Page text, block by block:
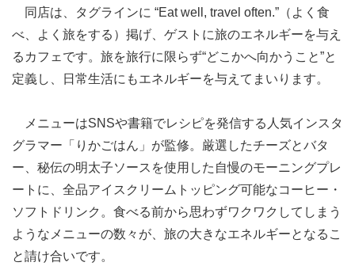
同店は、タグラインに “Eat well, travel often.”（よく食
べ、よく旅をする）掲げ、ゲストに旅のエネルギーを与え
るカフェです。旅を旅行に限らず“どこかへ向かうこと”と
定義し、日常生活にもエネルギーを与えてまいります。
メニューはSNSや書籍でレシピを発信する人気インスタ
グラマー「りかごはん」が監修。厳選したチーズとバタ
ー、秘伝の明太子ソースを使用した自慢のモーニングプレ
ートに、全品アイスクリームトッピング可能なコーヒー・
ソフトドリンク。食べる前から思わずワクワクしてしまう
ようなメニューの数々が、旅の大きなエネルギーとなるこ
と請け合いです。